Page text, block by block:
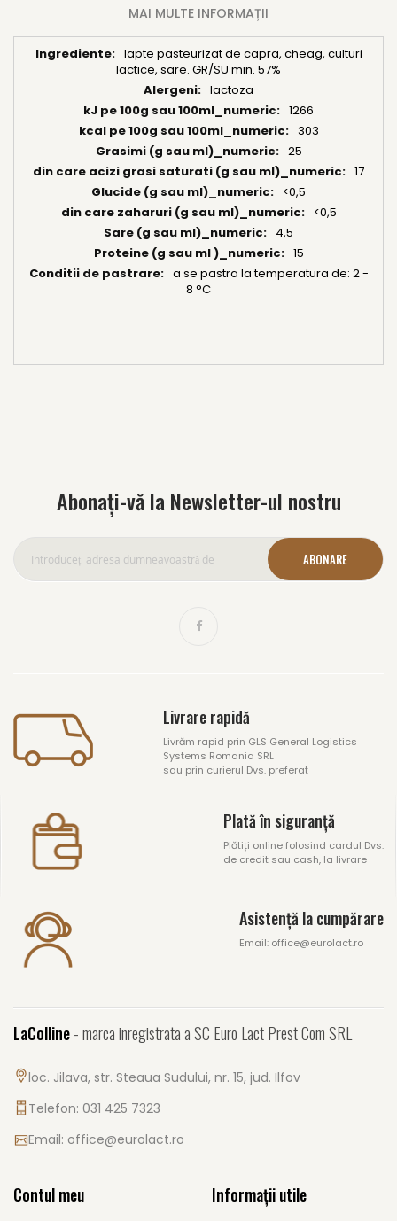
MAI MULTE INFORMAȚII
Mai
lapte pasteurizat de capra, cheag, culturi
lactice, sare. GR/SU min. 57%
lactoza
1266
303
25
17
<0,5
<0,5
4,5
15
a se pastra la temperatura de: 2 -
8 °C
Abonați-vă la Newsletter-ul nostru
ABONARE
Livrare rapidă
Livrăm rapid prin GLS General Logistics
Systems Romania SRL
sau prin curierul Dvs. preferat
Plată în siguranță
Plătiți online folosind cardul Dvs.
de credit sau cash, la livrare
Asistență la cumpărare
Email: office@eurolact.ro
LaColline- marca inregistrata a SC Euro Lact Prest Com SRL
loc. Jilava, str. Steaua Sudului, nr. 15, jud. Ilfov
Telefon: 031 425 7323
Email: office@eurolact.ro
Contul meu Informații utile